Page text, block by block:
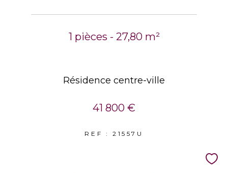
1 pièces - 27,80 m²
Résidence centre-ville
41 800 €
REF : 21557U